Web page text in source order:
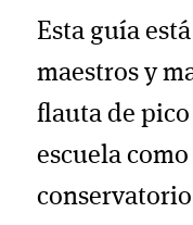
Esta guía
maestros y
flauta de
escuela